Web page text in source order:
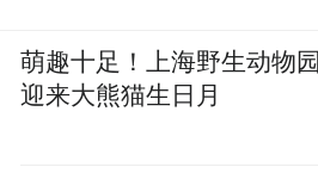
萌趣十足！上海野生动物园
迎来大熊猫生日月